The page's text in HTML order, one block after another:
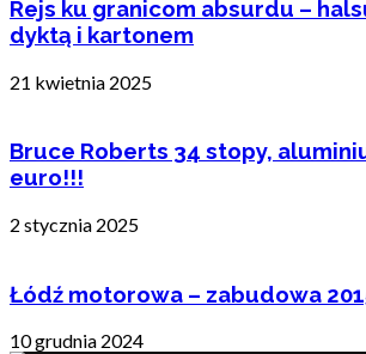
Rejs ku granicom absurdu –
dyktą i kartonem
21 kwietnia 2025
Bruce Roberts 34 stopy,
euro!!!
2 stycznia 2025
Łódź motorowa – zabudowa
10 grudnia 2024